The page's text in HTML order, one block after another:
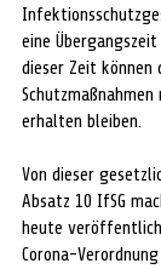
eine
dieser Zeit können
erhalten bleiben.
Von dieser
Absatz 10 IfSG
heute
Corona-